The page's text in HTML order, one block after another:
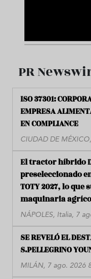
PR
ISO 37301:
EMPRESA
EN COMPLIANCE
CIUDAD DE
El tractor híbrido
preseleccionado
TOTY 2027, lo
maquinaria
NÁPOLES, Italia, 7
SE REVELÓ EL
S.PELLEGRINO
MILÁN, 7 ago. 2026